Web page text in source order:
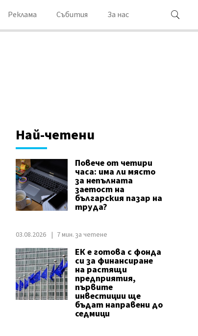
Реклама Събития За нас
Най-четени
Повече от четири
часа: има ли място
за непълната
заетост на
българския пазар на
труда?
03.08.2026 7 мин. за четене
ЕК е готова с фонда
си за финансиране
на растящи
предприятия,
първите
инвестиции ще
бъдат направени до
седмици